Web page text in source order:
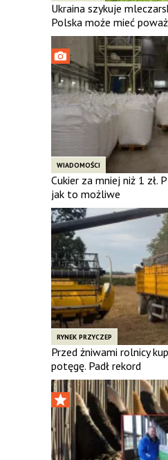
Ukraina szykuje
Polska może mieć
WIADOMOŚCI
Cukier za mniej niż 1 zł.
jak to możliwe
RYNEK PRZYCZEP
Przed żniwami rolnicy
potęgę. Padł rekord